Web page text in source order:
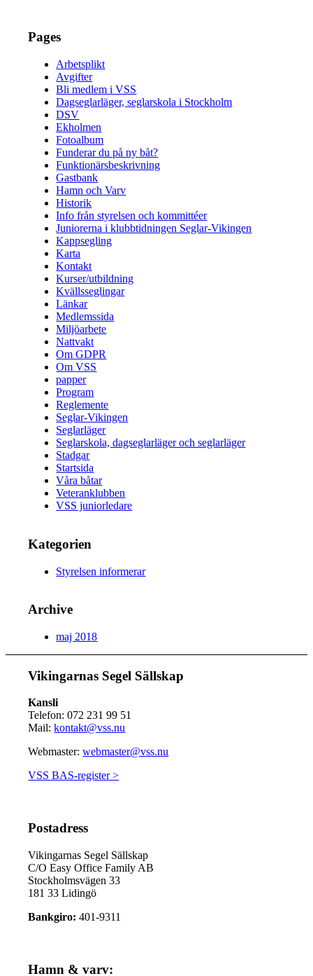
Pages
Arbetsplikt
Avgifter
Bli medlem i VSS
Dagseglarläger, seglarskola i Stockholm
DSV
Ekholmen
Fotoalbum
Funderar du på ny båt?
Funktionärsbeskrivning
Gastbank
Hamn och Varv
Historik
Info från styrelsen och kommittéer
Juniorerna i klubbtidningen Seglar-Vikingen
Kappsegling
Karta
Kontakt
Kurser/utbildning
Kvällsseglingar
Länkar
Medlemssida
Miljöarbete
Nattvakt
Om GDPR
Om VSS
papper
Program
Reglemente
Seglar-Vikingen
Seglarläger
Seglarskola, dagseglarläger och seglarläger
Stadgar
Startsida
Våra båtar
Veteranklubben
VSS juniorledare
Kategorien
Styrelsen informerar
Archive
maj 2018
Vikingarnas Segel Sällskap
Kansli
Telefon: 072 231 99 51
Mail:kontakt@vss.nu
Webmaster:webmaster@vss.nu
VSS BAS-register >
Postadress
Vikingarnas Segel Sällskap
C/O Easy Office Family AB
Stockholmsvägen 33
181 33 Lidingö
Bankgiro:401-9311
Hamn & varv: